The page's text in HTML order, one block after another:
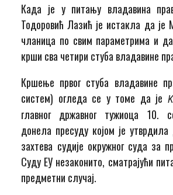
Када је у питању владавина
Тодоровић Лазић је истакла да је
чланица по свим параметрима и да
крши сва четири стуба владавине
Кршење првог стуба владавине
систем) огледа се у томе да је K
главног државног тужиоца 10.
донела пресуду којом је
захтева судије окружног суда за
Суду ЕУ незаконито, сматрајући
предметни случај.